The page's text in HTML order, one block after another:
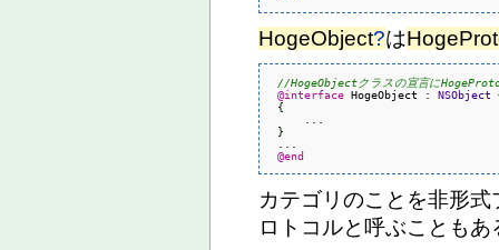
HogeObject?は
//HogeObjectクラスの宣言に
@interface HogeObject : NSObject
{
}
@end
カテゴリのことを非形
ロトコルと呼ぶこともあ